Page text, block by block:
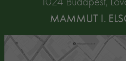
MAMMUT I.